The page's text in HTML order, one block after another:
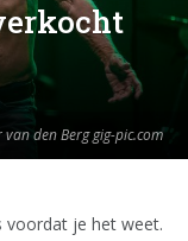
van den Berg gig-pic.com
voordat je het weet.